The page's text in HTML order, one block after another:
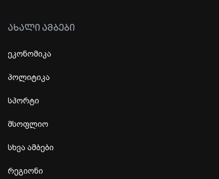
ᲐᲮᲐᲚᲘ ᲐᲛᲑᲔᲑᲘ
ეკონომიკა
პოლიტიკა
სპორტი
მსოფლიო
სხვა ამბები
რეგიონი